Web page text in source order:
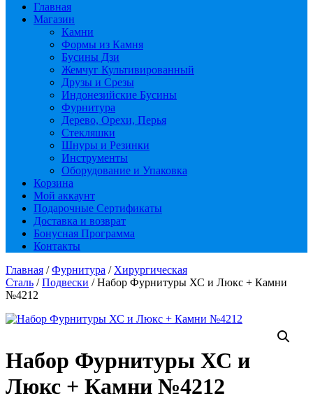
Главная
Магазин
Камни
Формы из Камня
Бусины Дзи
Жемчуг Культивированный
Друзы и Срезы
Индонезийские Бусины
Фурнитура
Дерево, Орехи, Перья
Стекляшки
Шнуры и Резинки
Инструменты
Оборудование и Упаковка
Корзина
Мой аккаунт
Подарочные Сертификаты
Доставка и возврат
Бонусная Программа
Контакты
Главная /Фурнитура / Хирургическая
Сталь /Подвески / Набор Фурнитуры ХС и Люкс + Камни
№4212
Набор Фурнитуры ХС и
Люкс + Камни №4212